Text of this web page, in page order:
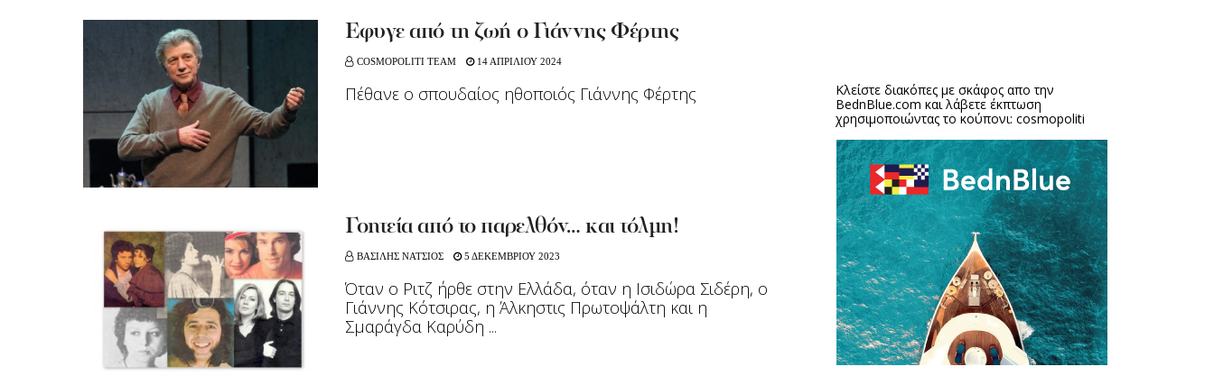
Έφυγε από τη ζωή ο Γιάννης Φέρτης
COSMOPOLITI TEAM 14 ΑΠΡΙΛΙΟΥ 2024
Πέθανε ο σπουδαίος ηθοποιός Γιάννης Φέρτης
Γοητεία από το παρελθόν… και τόλμη!
ΒΑΣΙΛΗΣ ΝΑΤΣΙΟΣ 5 ΔΕΚΕΜΒΡΙΟΥ 2023
Όταν ο Ριτζ ήρθε στην Ελλάδα, όταν η Ισιδώρα Σιδέρη, ο
Γιάννης Κότσιρας, η Άλκηστις Πρωτοψάλτη και η
Σμαράγδα Καρύδη ...
Κλείστε διακόπες με σκάφος απο την
BednBlue.com και λάβετε έκπτωση
χρησιμοποιώντας το κούπονι: cosmopoliti